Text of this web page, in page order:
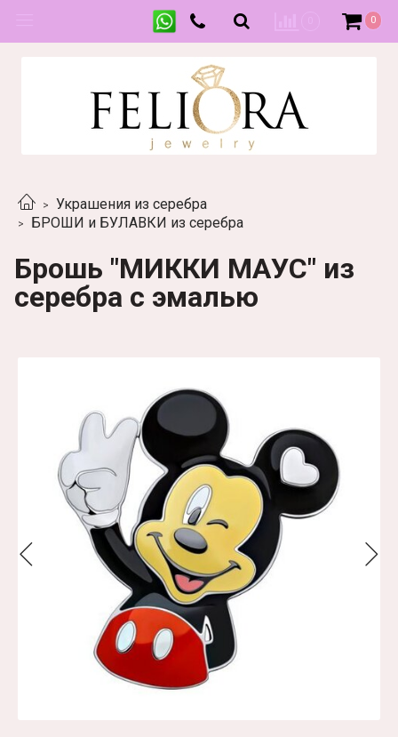
0
Украшения из серебра
БРОШИ и БУЛАВКИ из серебра
Брошь "МИККИ МАУС" из
серебра с эмалью